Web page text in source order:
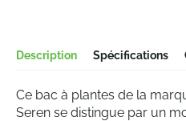
Description Spécifications
Ce bac à plantes de la
Seren se distingue par un